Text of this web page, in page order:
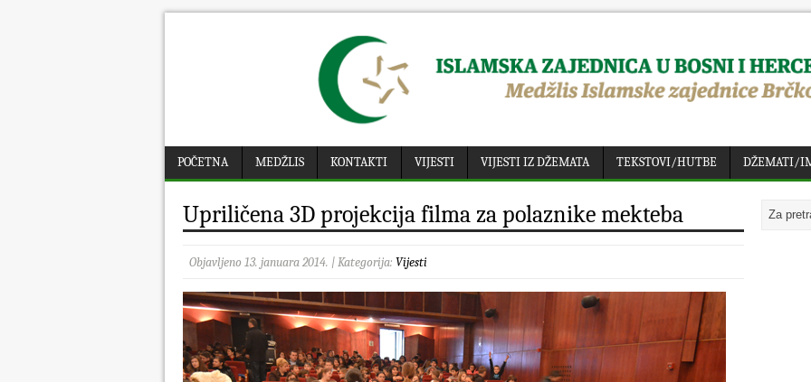
POČETNA MEDŽLIS KONTAKTI VIJESTI VIJESTI IZ DŽEMATA TEKSTOVI/HUTBE DŽEMATI/
Upriličena 3D projekcija filma za polaznike mekteba
Objavljeno 13. januara 2014. | Kategorija: Vijesti